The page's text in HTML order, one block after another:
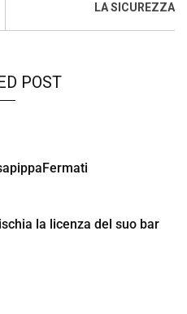
LA SICUREZZA
POST
la licenza del suo bar